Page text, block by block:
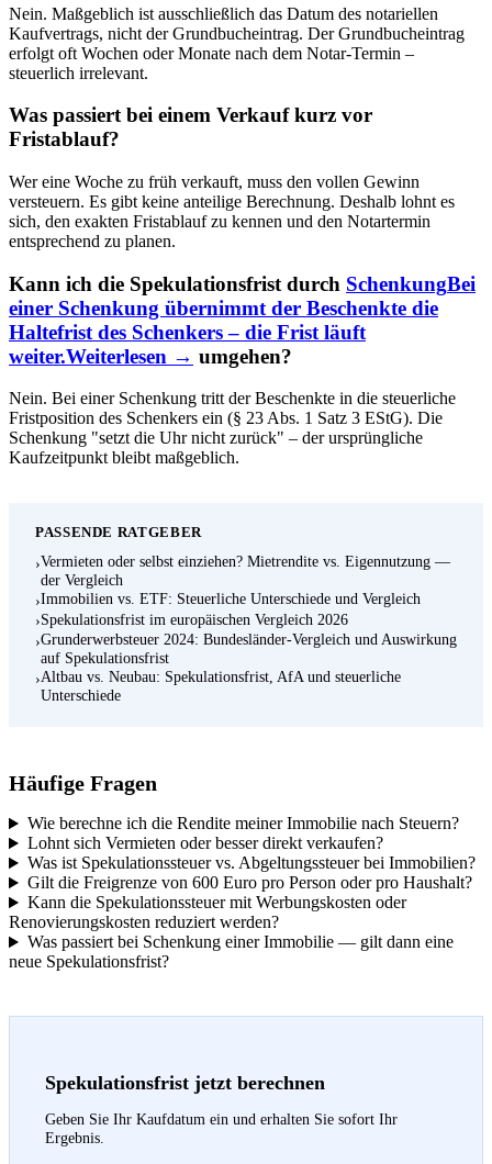
Nein. Maßgeblich ist ausschließlich das Datum des notariellen
Kaufvertrags, nicht der Grundbucheintrag. Der Grundbucheintrag
erfolgt oft Wochen oder Monate nach dem Notar-Termin –
steuerlich irrelevant.
Was passiert bei einem Verkauf kurz vor
Fristablauf?
Wer eine Woche zu früh verkauft, muss den vollen Gewinn
versteuern. Es gibt keine anteilige Berechnung. Deshalb lohnt es
sich, den exakten Fristablauf zu kennen und den Notartermin
entsprechend zu planen.
Kann ich die Spekulationsfrist durch SchenkungBei
einer Schenkung übernimmt der Beschenkte die
Haltefrist des Schenkers – die Frist läuft
weiter.Weiterlesen → umgehen?
Nein. Bei einer Schenkung tritt der Beschenkte in die steuerliche
Fristposition des Schenkers ein (§ 23 Abs. 1 Satz 3 EStG). Die
Schenkung "setzt die Uhr nicht zurück" – der ursprüngliche
Kaufzeitpunkt bleibt maßgeblich.
PASSENDE RATGEBER
›Vermieten oder selbst einziehen? Mietrendite vs. Eigennutzung —
der Vergleich
›Immobilien vs. ETF: Steuerliche Unterschiede und Vergleich
›Spekulationsfrist im europäischen Vergleich 2026
›Grunderwerbsteuer 2024: Bundesländer-Vergleich und Auswirkung
auf Spekulationsfrist
›Altbau vs. Neubau: Spekulationsfrist, AfA und steuerliche
Unterschiede
Häufige Fragen
Wie berechne ich die Rendite meiner Immobilie nach Steuern?
Lohnt sich Vermieten oder besser direkt verkaufen?
Was ist Spekulationssteuer vs. Abgeltungssteuer bei Immobilien?
Gilt die Freigrenze von 600 Euro pro Person oder pro Haushalt?
Kann die Spekulationssteuer mit Werbungskosten oder
Renovierungskosten reduziert werden?
Was passiert bei Schenkung einer Immobilie — gilt dann eine
neue Spekulationsfrist?
Spekulationsfrist jetzt berechnen
Geben Sie Ihr Kaufdatum ein und erhalten Sie sofort Ihr
Ergebnis.